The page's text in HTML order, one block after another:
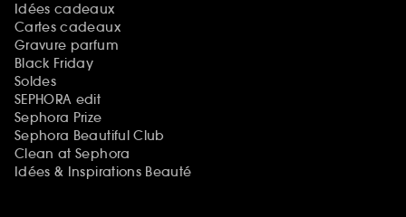
Idées cadeaux
Cartes cadeaux
Gravure parfum
Black Friday
Soldes
SEPHORA edit
Sephora Prize
Sephora Beautiful Club
Clean at Sephora
Idées & Inspirations Beauté